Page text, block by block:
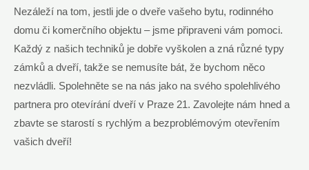
Nezáleží na tom, jestli jde o dveře vašeho bytu, rodinného
domu či komerčního objektu – jsme připraveni vám pomoci.
Každý z našich techniků je dobře vyškolen a zná různé typy
zámků a dveří, takže se nemusíte bát, že bychom něco
nezvládli. Spolehněte se na nás jako na svého spolehlivého
partnera pro otevírání dveří v Praze 21. Zavolejte nám hned a
zbavte se starostí s rychlým a bezproblémovým otevřením
vašich dveří!